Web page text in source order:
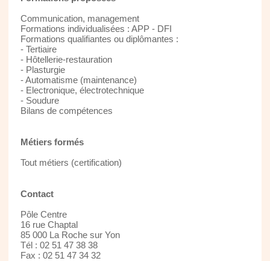
Communication, management
Formations individualisées : APP - DFI
Formations qualifiantes ou diplômantes :
- Tertiaire
- Hôtellerie-restauration
- Plasturgie
- Automatisme (maintenance)
- Electronique, électrotechnique
- Soudure
Bilans de compétences
Métiers formés
Tout métiers (certification)
Contact
Pôle Centre
16 rue Chaptal
85 000 La Roche sur Yon
Tél : 02 51 47 38 38
Fax : 02 51 47 34 32